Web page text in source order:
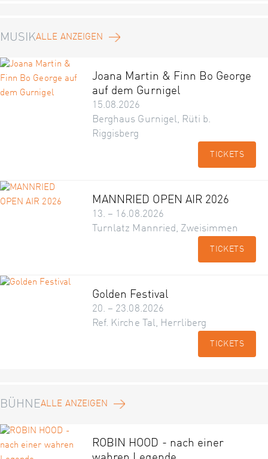
MUSIKALLE ANZEIGEN
Joana Martin & Finn Bo George
auf dem Gurnigel
15.08.2026
Berghaus Gurnigel, Rüti b.
Riggisberg
TICKETS
MANNRIED OPEN AIR 2026
13. – 16.08.2026
Turnlatz Mannried, Zweisimmen
TICKETS
Golden Festival
20. – 23.08.2026
Ref. Kirche Tal, Herrliberg
TICKETS
BÜHNEALLE ANZEIGEN
ROBIN HOOD - nach einer